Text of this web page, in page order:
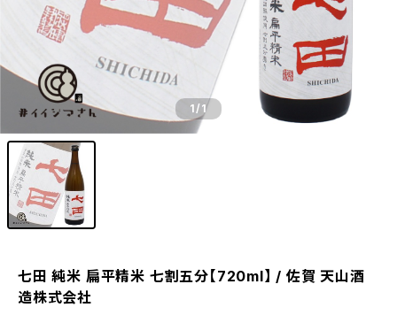
1/1
七田 純米 扁平精米 七割五分【720ml】 / 佐賀 天山酒
造株式会社